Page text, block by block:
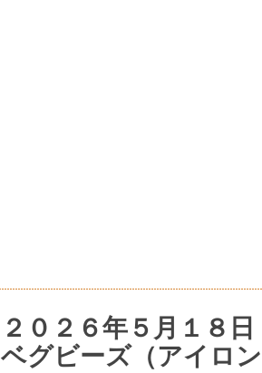
２０２６年５月１８日
ベグビーズ（アイロ